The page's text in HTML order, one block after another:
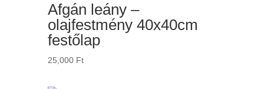
Afgán leány –
olajfestmény 40x40cm
festőlap
25,000 Ft